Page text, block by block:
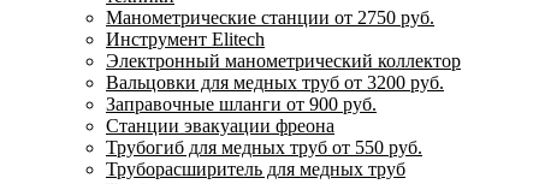
Манометрические станции от 2750 руб.
Инструмент Elitech
Электронный манометрический коллектор
Вальцовки для медных труб от 3200 руб.
Заправочные шланги от 900 руб.
Станции эвакуации фреона
Трубогиб для медных труб от 550 руб.
Труборасширитель для медных труб